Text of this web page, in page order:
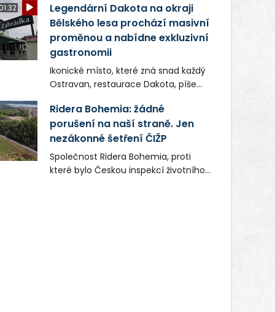
Legendární Dakota na okraji
Bělského lesa prochází masivní
proměnou a nabídne exkluzivní
gastronomii
Ikonické místo, které zná snad každý
Ostravan, restaurace Dakota, píše
společnost Dang Investment Group
s.r.o. investuje do projektu přes 50
milionů korun. Cílem je přinést
Ostravě dva špičkové gastronomické
koncepty, které v regionu dosud
chyběly, luxusní středomořskou
Ridera Bohemia: žádné
porušení na naší straně. Jen
nezákonné šetření ČIŽP
Společnost Ridera Bohemia, proti
které bylo Českou inspekcí životního